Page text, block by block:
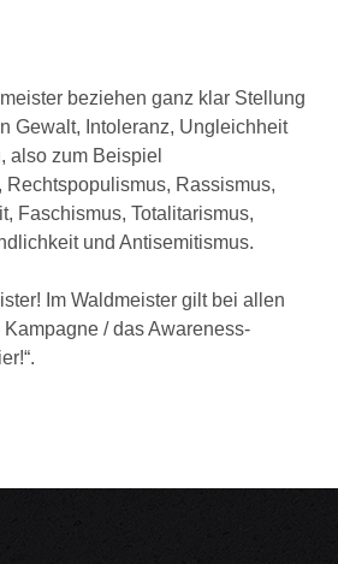
beziehen ganz klar Stellung
Gewalt, Intoleranz, Ungleichheit
also zum Beispiel
Rechtspopulismus, Rassismus,
Faschismus, Totalitarismus,
und Antisemitismus.
Im Waldmeister gilt bei allen
/ das Awareness-